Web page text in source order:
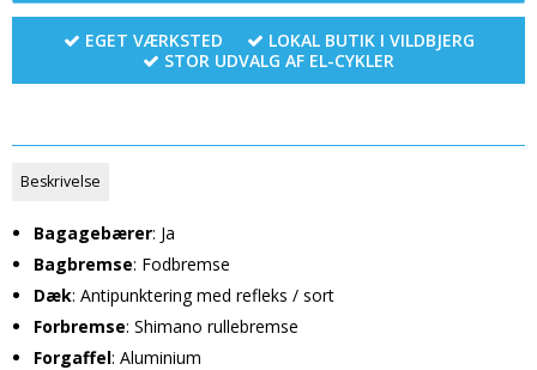
EGET VÆRKSTED
LOKAL BUTIK I VILDBJERG
STOR UDVALG AF EL-CYKLER
Beskrivelse
Bagagebærer: Ja
Bagbremse: Fodbremse
Dæk: Antipunktering med refleks / sort
Forbremse: Shimano rullebremse
Forgaffel: Aluminium